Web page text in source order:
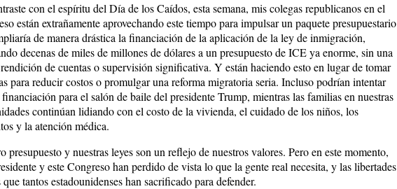
con el espíritu del Día de los Caídos, esta semana, mis colegas republicanos en el
están extrañamente aprovechando este tiempo para impulsar un paquete presupuestario
de manera drástica la financiación de la aplicación de la ley de inmigración,
decenas de miles de millones de dólares a un presupuesto de ICE ya enorme, sin una
de cuentas o supervisión significativa. Y están haciendo esto en lugar de tomar
para reducir costos o promulgar una reforma migratoria seria. Incluso podrían intentar
para el salón de baile del presidente Trump, mientras las familias en nuestras
continúan lidiando con el costo de la vivienda, el cuidado de los niños, los
y la atención médica.
presupuesto y nuestras leyes son un reflejo de nuestros valores. Pero en este momento,
y este Congreso han perdido de vista lo que la gente real necesita, y las libertades
tantos estadounidenses han sacrificado para defender.